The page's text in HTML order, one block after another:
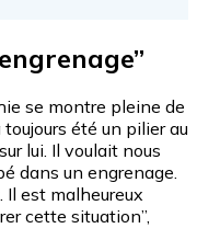
se montre pleine de
été un pilier au
lui. Il voulait nous
dans un engrenage.
Il est malheureux
cette situation”,